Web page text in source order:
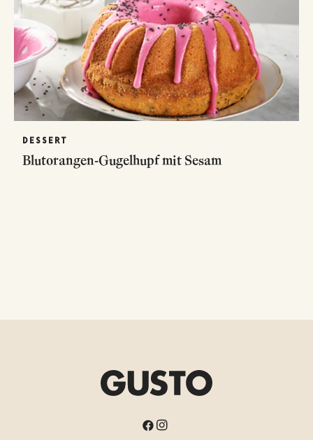
DESSERT
Blutorangen-Gugelhupf mit Sesam